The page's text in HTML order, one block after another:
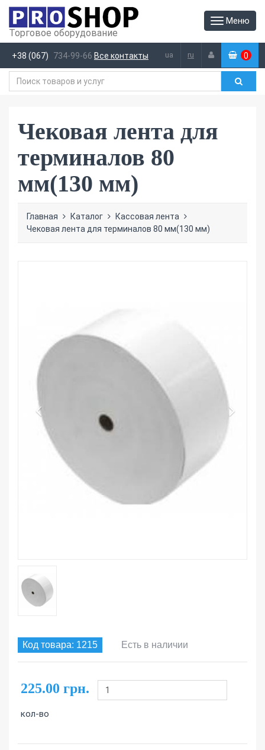
Меню
Торговое оборудование
+38 (067) 734-99-66 Все контакты ua ru (0 )
Чековая лента для
терминалов 80
мм(130 мм)
Главная Каталог
Кассовая лента
Чековая лента для терминалов 80 мм(130 мм)
Код товара: 1215 Есть в наличии
225.00 грн.
кол-во